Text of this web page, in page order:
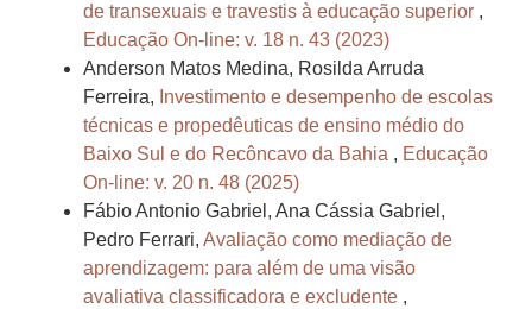
de transexuais e travestis à educação superior ,
Educação On-line: v. 18 n. 43 (2023)
Anderson Matos Medina, Rosilda Arruda
Ferreira, Investimento e desempenho de escolas
técnicas e propedêuticas de ensino médio do
Baixo Sul e do Recôncavo da Bahia , Educação
On-line: v. 20 n. 48 (2025)
Fábio Antonio Gabriel, Ana Cássia Gabriel,
Pedro Ferrari, Avaliação como mediação de
aprendizagem: para além de uma visão
avaliativa classificadora e excludente ,